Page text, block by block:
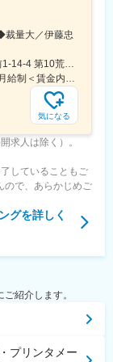
裁量大／伊藤忠
＜勤務地詳細＞本社住所：東京都渋谷区神宮前1-14-4 第10荒井ビル勤務地最寄駅：JR/地下鉄線／原宿/明治神宮前駅受動喫煙対策：屋内全面禁煙変更の範囲：会社の定める事業所
＜予定年収＞530万円～740万円＜賃金形態＞月給制＜賃金内訳＞月額（基本給）：300,000円～400,000円＜月給＞300,000円～400,000円＜昇給有無＞有＜残業手当＞有＜給与補足＞■賞与年2回（7月、12月）■昇給年1回（6月）■上記年収には、年間賞与（月額4か月分）と残業代を含む ※年間賞与は業績によって変動あり※平均残業時間20～30時間/月賃金はあくまでも目安の金額であり、選考を通じて上下する可能性があります。月給(月額)は固定手当を含めた表記です。
気になる
求人は除く）。
していることもご
ので、あらかじめご
グを詳しく
紹介します。
プリンタメー